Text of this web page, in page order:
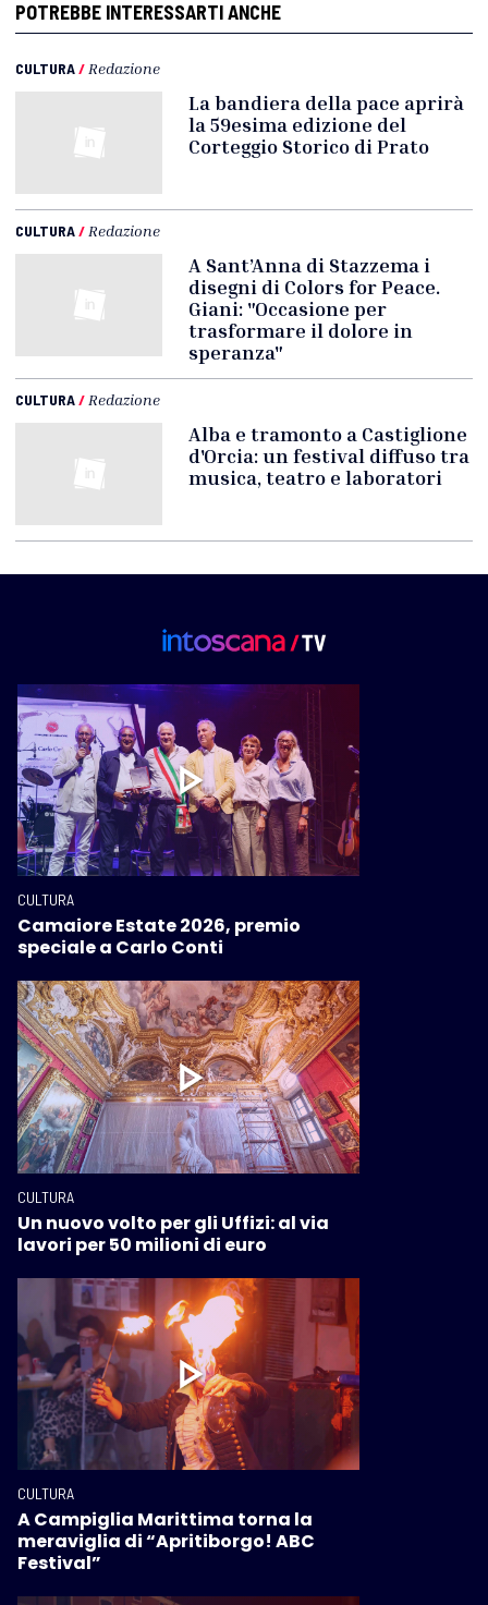
POTREBBE INTERESSARTI ANCHE
CULTURA/ Redazione
La bandiera della pace aprirà
la 59esima edizione del
Corteggio Storico di Prato
CULTURA/ Redazione
A Sant’Anna di Stazzema i
disegni di Colors for Peace.
Giani: "Occasione per
trasformare il dolore in
speranza"
CULTURA/ Redazione
Alba e tramonto a Castiglione
d'Orcia: un festival diffuso tra
musica, teatro e laboratori
CULTURA
Camaiore Estate 2026, premio
speciale a Carlo Conti
CULTURA
Un nuovo volto per gli Uffizi: al via
lavori per 50 milioni di euro
CULTURA
A Campiglia Marittima torna la
meraviglia di “Apritiborgo! ABC
Festival”